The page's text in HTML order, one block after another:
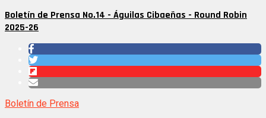
Boletín de Prensa No.14 - Águilas Cibaeñas - Round Robin
2025-26
Boletín de Prensa